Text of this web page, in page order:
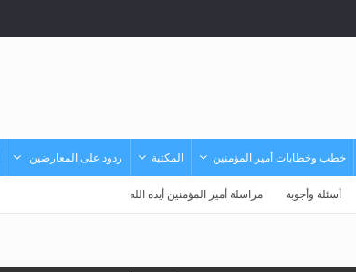
خطب وخطابات أمير المؤمنين المكتبة ردود على المعارضين
أسئلة وأجوبة مراسلة أمير المؤمنين أيده الله